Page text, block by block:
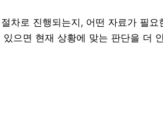
차로 진행되는지, 어떤 자료가 필
으면 현재 상황에 맞는 판단을 더